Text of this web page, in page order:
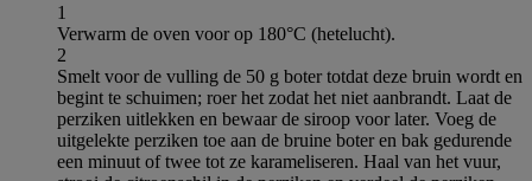
1
Verwarm de oven voor op 180°C (hetelucht).
2
Smelt voor de vulling de 50 g boter totdat deze bruin wordt en
begint te schuimen; roer het zodat het niet aanbrandt. Laat de
perziken uitlekken en bewaar de siroop voor later. Voeg de
uitgelekte perziken toe aan de bruine boter en bak gedurende
een minuut of twee tot ze karameliseren. Haal van het vuur,